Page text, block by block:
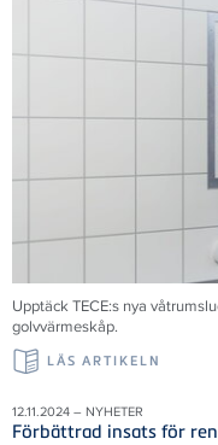
Upptäck TECE:s nya
golvvärmeskåp.
LÄS ARTIKELN
12.11.2024 – NYHETER
Förbättrad insats för